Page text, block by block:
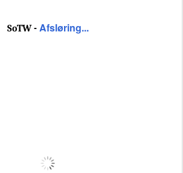
SoTW - Afsløring...